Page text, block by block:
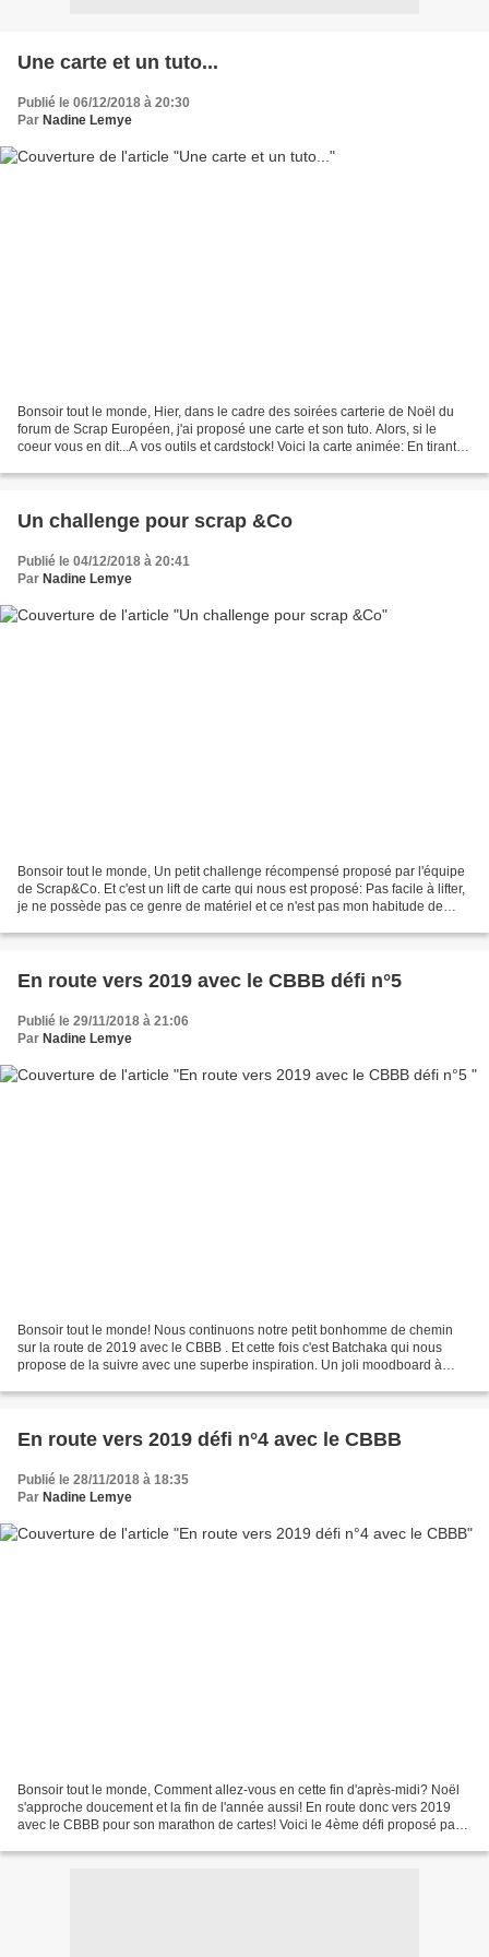
Une carte et un tuto...
Publié le 06/12/2018 à 20:30
Par Nadine Lemye
Bonsoir tout le monde, Hier, dans le cadre des soirées carterie de Noël du
forum de Scrap Européen, j'ai proposé une carte et son tuto. Alors, si le
coeur vous en dit...A vos outils et cardstock! Voici la carte animée: En tirant
Un challenge pour scrap &Co
Publié le 04/12/2018 à 20:41
Par Nadine Lemye
Bonsoir tout le monde, Un petit challenge récompensé proposé par l'équipe
de Scrap&Co. Et c'est un lift de carte qui nous est proposé: Pas facile à lifter,
je ne possède pas ce genre de matériel et ce n'est pas mon habitude de
En route vers 2019 avec le CBBB défi n°5
Publié le 29/11/2018 à 21:06
Par Nadine Lemye
Bonsoir tout le monde! Nous continuons notre petit bonhomme de chemin
sur la route de 2019 avec le CBBB . Et cette fois c'est Batchaka qui nous
propose de la suivre avec une superbe inspiration. Un joli moodboard à
En route vers 2019 défi n°4 avec le CBBB
Publié le 28/11/2018 à 18:35
Par Nadine Lemye
Bonsoir tout le monde, Comment allez-vous en cette fin d'après-midi? Noël
s'approche doucement et la fin de l'année aussi! En route donc vers 2019
avec le CBBB pour son marathon de cartes! Voici le 4ème défi proposé par